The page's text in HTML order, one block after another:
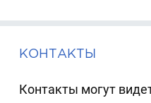
КОНТАКТЫ
Контакты могут